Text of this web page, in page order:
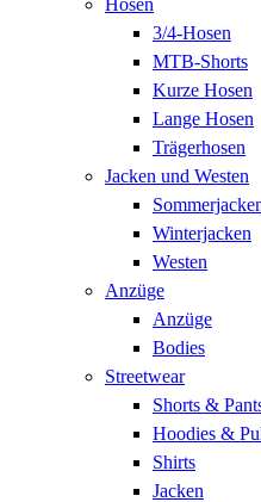
3/4-Hosen
MTB-Shorts
Kurze Hosen
Lange Hosen
Trägerhosen
Jacken und Westen
Winterjacken
Westen
Anzüge
Anzüge
Bodies
Streetwear
Shorts &
Hoodies &
Shirts
Jacken